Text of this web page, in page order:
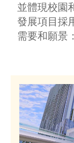
並體現校園
發展項目採
需要和願景：